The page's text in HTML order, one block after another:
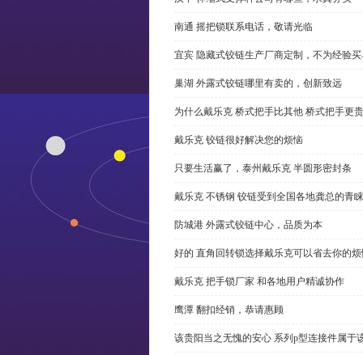
南通 摇把锁联系电话，敬请光临
宜宾 隐藏式铰链生产厂商定制，不为经验
巢湖 外露式铰链哪里有卖的，创新致远
为什么戴乐克 桥式把手比其他 桥式把手更
戴乐克 铰链很好解决您的烦恼
只要生活赢了，泰州戴乐克 半圆形密封条
戴乐克 不锈钢 铰链受到全国各地龚总的青睐
防城港 外露式铰链中心，品质为本
好的 直角回转锁选择戴乐克可以省去你的
戴乐克 把手锁厂家 和各地用户精诚协作
鹰潭 翻扣经销，恭请惠顾
该贵阳当之无愧的安心 系列p型连接件属于